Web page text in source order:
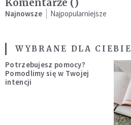
Komentarze ( )
Najnowsze Najpopularniejsze
WYBRANE DLA CIEBIE
Potrzebujesz pomocy?
Pomodlimy się w Twojej
intencji